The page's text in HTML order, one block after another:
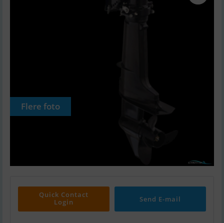
Flere foto
Quick Contact
Login
Send E-mail